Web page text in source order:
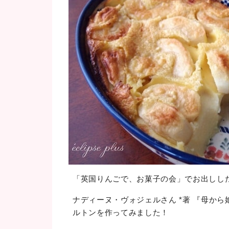
「英国りんごで、お菓子の会」でお出しし
ナディーヌ・ヴォジェルさん *著 『母か
ルトンを作ってみました！